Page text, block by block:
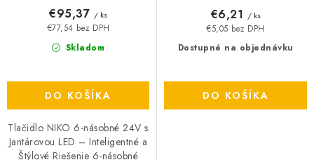
Skladom
€77,54 bez DPH
€95,37 / ks
DO KOŠÍKA
Tlačidlo NIKO 6-násobné 24V s
Jantárovou LED – Inteligentné a
Štýlové Riešenie 6-násobné
Dostupné na objednávku
€5,05 bez DPH
€6,21 / ks
DO KOŠÍKA